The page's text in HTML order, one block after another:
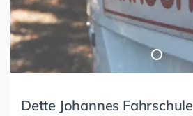
Dette Johannes Fahrschule